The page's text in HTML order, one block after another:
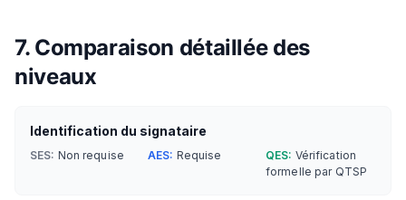
7. Comparaison détaillée des
niveaux
Identification du signataire
SES: Non requise AES: Requise QES: Vérification
formelle par QTSP